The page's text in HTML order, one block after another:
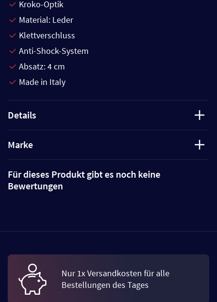
Kroko-Optik
Material: Leder
Klettverschluss
Anti-Shock-System
Absatz: 4 cm
Made in Italy
Details
Marke
Für dieses Produkt gibt es noch keine
Bewertungen
Nur 1x Versandkosten für alle
Bestellungen des Tages